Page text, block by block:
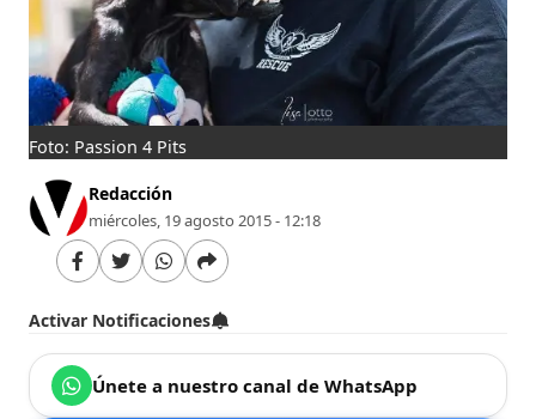
Foto: Passion 4 Pits
Redacción
miércoles, 19 agosto 2015 - 12:18
Activar Notificaciones
Únete a nuestro canal de WhatsApp